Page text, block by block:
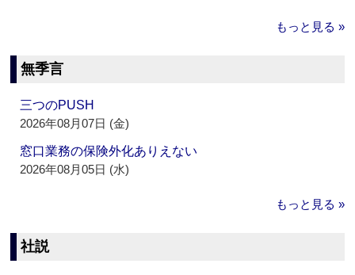
もっと見る »
無季言
三つのPUSH
2026年08月07日 (金)
窓口業務の保険外化ありえない
2026年08月05日 (水)
もっと見る »
社説